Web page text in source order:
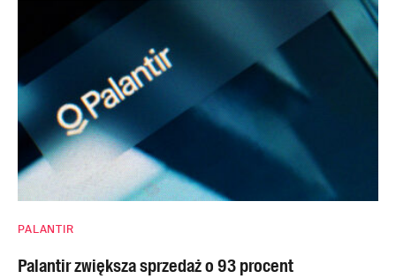
PALANTIR
Palantir zwiększa sprzedaż o 93 procent